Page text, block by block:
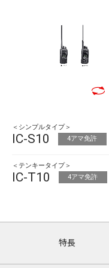
＜シンプルタイプ＞
IC-S10 4アマ免許
＜テンキータイプ＞
IC-T10 4アマ免許
特長